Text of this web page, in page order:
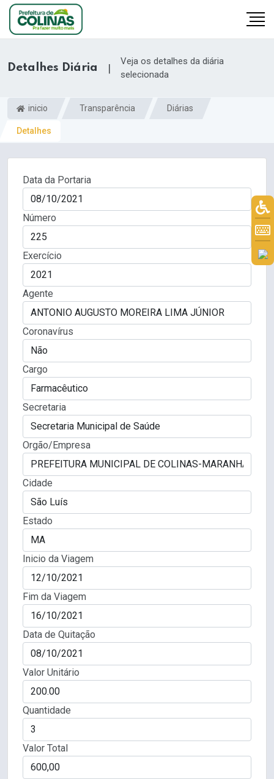
Detalhes Diária |
Veja os detalhes da diária
selecionada
inicio Transparência Diárias
Detalhes
Data da Portaria
Número
Exercício
Agente
Coronavírus
Cargo
Secretaria
Orgão/Empresa
Cidade
Estado
Inicio da Viagem
Fim da Viagem
Data de Quitação
Valor Unitário
Quantidade
Valor Total